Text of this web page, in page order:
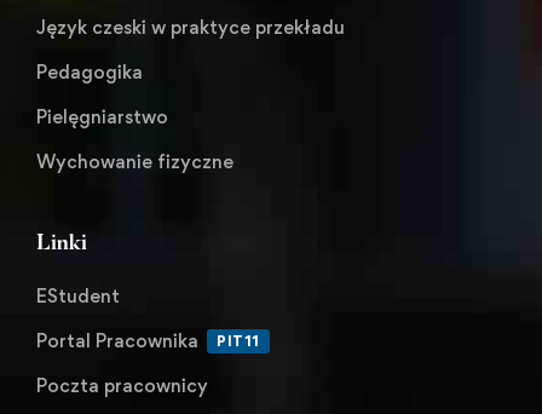
Język czeski w praktyce przekładu
Pedagogika
Pielęgniarstwo
Wychowanie fizyczne
Linki
EStudent
Portal Pracownika
PIT11
Poczta pracownicy